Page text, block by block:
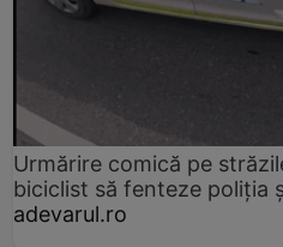
Urmărire comică pe
biciclist să fenteze poliția
adevarul.ro